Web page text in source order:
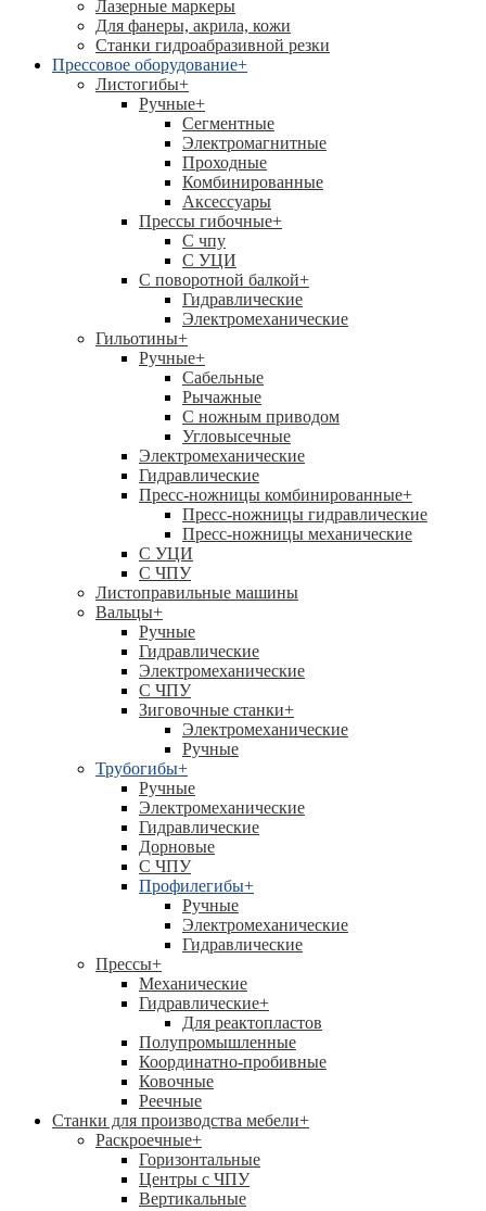
Лазерные маркеры
Для фанеры, акрила, кожи
Станки гидроабразивной резки
Прессовое оборудование+
Листогибы+
Ручные+
Сегментные
Электромагнитные
Проходные
Комбинированные
Аксессуары
Прессы гибочные+
C чпу
С УЦИ
С поворотной балкой+
Гидравлические
Электромеханические
Гильотины+
Ручные+
Сабельные
Рычажные
С ножным приводом
Угловысечные
Электромеханические
Гидравлические
Пресс-ножницы комбинированные+
Пресс-ножницы гидравлические
Пресс-ножницы механические
С УЦИ
С ЧПУ
Листоправильные машины
Вальцы+
Ручные
Гидравлические
Электромеханические
С ЧПУ
Зиговочные станки+
Электромеханические
Ручные
Трубогибы+
Ручные
Электромеханические
Гидравлические
Дорновые
С ЧПУ
Профилегибы+
Ручные
Электромеханические
Гидравлические
Прессы+
Механические
Гидравлические+
Для реактопластов
Полупромышленные
Координатно-пробивные
Ковочные
Реечные
Станки для производства мебели+
Раскроечные+
Горизонтальные
Центры с ЧПУ
Вертикальные